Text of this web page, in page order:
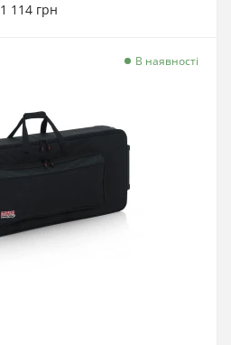
1 114 грн
В наявності